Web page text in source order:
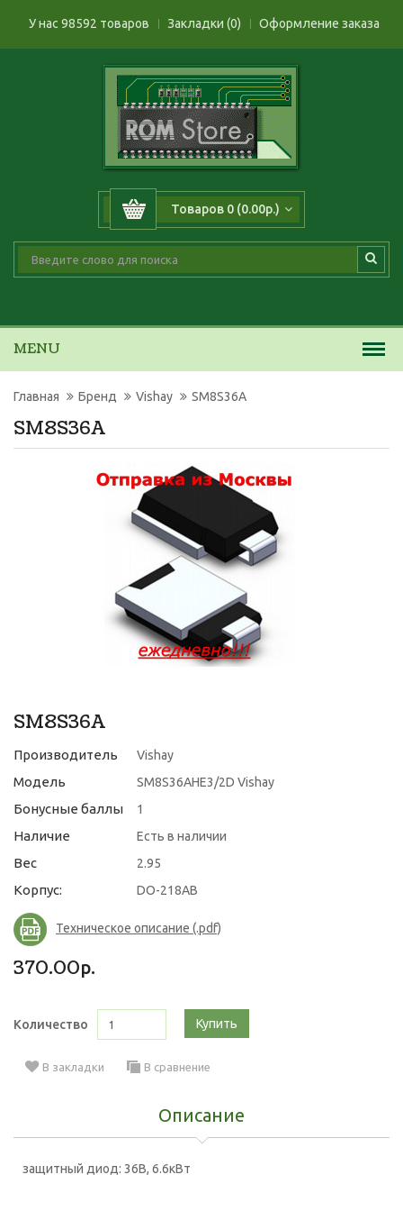
У нас 98592 товаров Закладки (0) Оформление заказа
Товаров 0 (0.00р.)
MENU
SM8S36A
Главная Бренд Vishay SM8S36A
SM8S36A
Производитель Vishay
Модель SM8S36AHE3/2D Vishay
Бонусные баллы 1
Наличие Есть в наличии
Вес 2.95
Корпус: DO-218AB
Техническое описание (.pdf)
370.00р.
Количество Купить
В закладки В сравнение
Описание
защитный диод: 36В, 6.6кВт